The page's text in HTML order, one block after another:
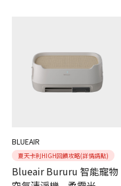
BLUEAIR
夏天卡利HIGH回饋攻略(詳情請點)
Blueair Bururu 智能寵物